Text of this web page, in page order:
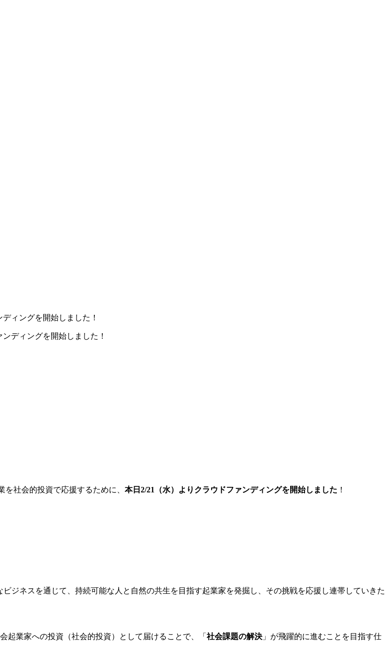
ィングを開始しました！
社会的投資で応援するために、 本日2/21（水）よりクラウドファンディングを開始しました ！
ジネスを通じて、持続可能な人と自然の共生を目指す起業家を発掘し、その挑戦を応援し連帯していきた
起業家への投資（社会的投資）として届けることで、「 社会課題の解決 」が飛躍的に進むことを目指す仕